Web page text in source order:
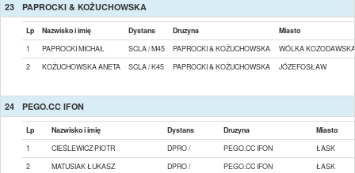
23 PAPROCKI & KOŻUCHOWSKA
Lp Nazwisko i imię Dystans Druzyna
Miasto
1
PAPROCKI MICHAŁ SCLA / M45 PAPROCKI & KOŻUCHOWSKA
WÓLKA KOZODAWSKA
2
KOŻUCHOWSKA ANETA SCLA / K45 PAPROCKI & KOŻUCHOWSKA JÓZEFOSŁAW
24 PEGO.CC IFON
Lp Nazwisko i imię Dystans Druzyna
Miasto
1
CIEŚLEWICZ PIOTR DPRO / PEGO.CC IFON
ŁASK
2
MATUSIAK ŁUKASZ DPRO / PEGO.CC IFON ŁASK